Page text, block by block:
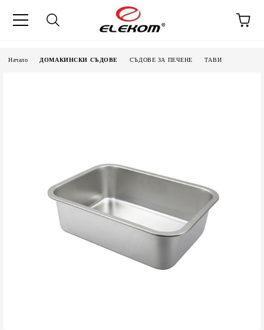
Начало ДОМАКИНСКИ СЪДОВЕ СЪДОВЕ ЗА ПЕЧЕНЕ ТАВИ